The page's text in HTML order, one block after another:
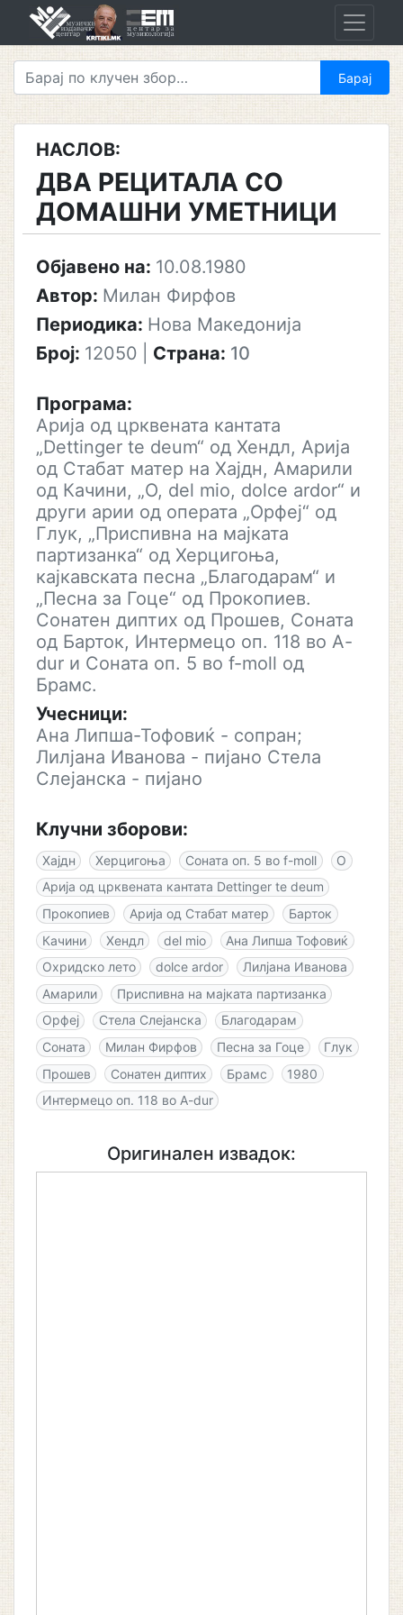
НАСЛОВ:
ДВА РЕЦИТАЛА СО
ДОМАШНИ УМЕТНИЦИ
Објавено на: 10.08.1980
Автор: Милан Фирфов
Периодика: Нова Македонија
Број: 12050 Страна: 10
Програма:
Арија од црквената кантата
„Dettinger te deum“ од Хендл, Арија
од Стабат матер на Хајдн, Амарили
од Качини, „O, del mio, dolce ardor“ и
други арии од операта „Орфеј“ од
Глук, „Приспивна на мајката
партизанка“ од Херцигоња,
кајкавската песна „Благодарам“ и
„Песна за Гоце“ од Прокопиев.
Сонатен диптих од Прошев, Соната
од Барток, Интермецо оп. 118 во A-
dur и Соната оп. 5 во f-moll од
Брамс.
Учесници:
Ана Липша-Тофовиќ - сопран;
Лилјана Иванова - пијано Стела
Слејанска - пијано
Клучни зборови:
Хајдн Херцигоња Соната оп. 5 во f-moll
О
Арија од црквената кантата Dettinger te deum
Прокопиев
Арија од Стабат матер
Барток
Качини
Хендл del mio
Ана Липша Тофовиќ
Охридско лето
dolce ardor
Лилјана Иванова
Амарили
Приспивна на мајката партизанка
Орфеј
Стела Слејанска
Благодарам
Соната
Милан Фирфов Песна за Гоце
Глук
Прошев
Сонатен диптих Брамс
1980
Интермецо оп. 118 во A-dur
Оригинален извадок: